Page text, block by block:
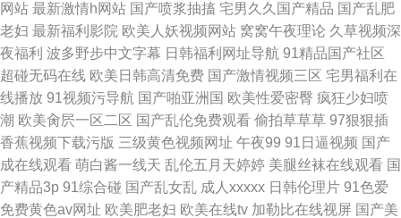
网站 最新激情h网站 国产喷浆抽搐 宅男久久国产精品 国产乱肥
老妇 最新福利影院 欧美人妖视频网站 窝窝午夜理论 久草视频深
夜福利 波多野步中文字幕 日韩福利网址导航 91精品国产社区
超碰无码在线 欧美日韩高清免费 国产激情视频三区 宅男福利在
线播放 91视频污导航 国产啪亚洲国 欧美性爱密臀 疯狂少妇喷
潮 欧美肏屄一区二区 国产乱伦免费观看 偷拍草草草 97狠狠插
香蕉视频下载污版 三级黄色视频网址 午夜99 91日逼视频 国产
成在线观看 萌白酱一线天 乱伦五月天婷婷 美腿丝袜在线观看 国
产精品3p 91综合碰 国产乱女乱 成人xxxxx 日韩伦理片 91色爱
免费黄色av网址 欧美肥老妇 欧美在线tv 加勒比在线视屏 国产美